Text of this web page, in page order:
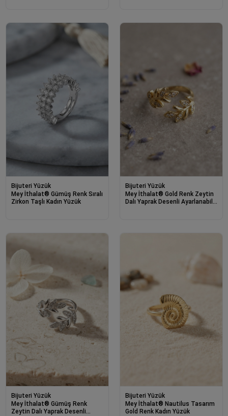
Bijuteri Yüzük
Mey İthalat® Gümüş Renk Sıralı
Zirkon Taşlı Kadın Yüzük
Bijuteri Yüzük
Mey İthalat® Gold Renk Zeytin
Dalı Yaprak Desenli Ayarlanabilir
Bijuteri Yüzük
Mey İthalat® Gümüş Renk
Zeytin Dalı Yaprak Desenli
Bijuteri Yüzük
Mey İthalat® Nautilus Tasarım
Gold Renk Kadın Yüzük